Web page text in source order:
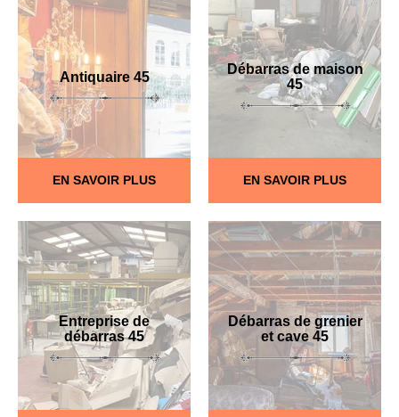
Antiquaire 45
EN SAVOIR PLUS
Débarras de maison
45
EN SAVOIR PLUS
Entreprise de
débarras 45
Débarras de grenier
et cave 45